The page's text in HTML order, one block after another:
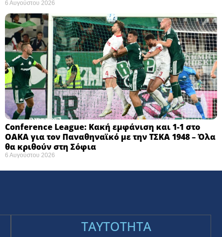
6 Αυγούστου 2026
Conference League: Κακή εμφάνιση και 1-1 στο
ΟΑΚΑ για τον Παναθηναϊκό με την ΤΣΚΑ 1948 – Όλα
θα κριθούν στη Σόφια ​
6 Αυγούστου 2026
TAYTOTHTA